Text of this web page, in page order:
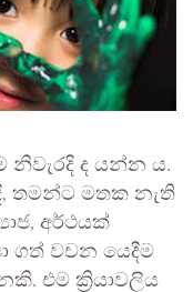
නිවැරදි ද යන්න ය.
තමන්ට මතක නැති
අර්ථයක්
ගත් වචන යෙදීම
එම ක්‍රියාවලිය